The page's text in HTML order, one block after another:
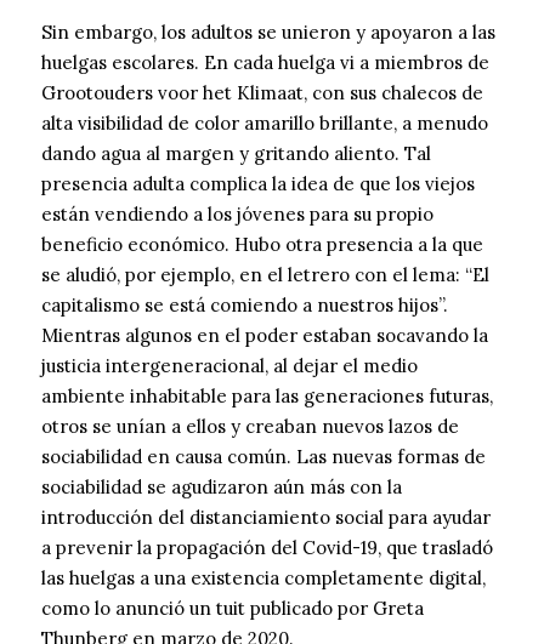
Sin embargo, los adultos se unieron y apoyaron a las
huelgas escolares. En cada huelga vi a miembros de
Grootouders voor het Klimaat, con sus chalecos de
alta visibilidad de color amarillo brillante, a menudo
dando agua al margen y gritando aliento. Tal
presencia adulta complica la idea de que los viejos
están vendiendo a los jóvenes para su propio
beneficio económico. Hubo otra presencia a la que
se aludió, por ejemplo, en el letrero con el lema: “El
capitalismo se está comiendo a nuestros hijos”.
Mientras algunos en el poder estaban socavando la
justicia intergeneracional, al dejar el medio
ambiente inhabitable para las generaciones futuras,
otros se unían a ellos y creaban nuevos lazos de
sociabilidad en causa común. Las nuevas formas de
sociabilidad se agudizaron aún más con la
introducción del distanciamiento social para ayudar
a prevenir la propagación del Covid-19, que trasladó
las huelgas a una existencia completamente digital,
como lo anunció un tuit publicado por Greta
Thunberg en marzo de 2020.